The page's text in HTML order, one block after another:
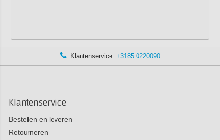
Klantenservice: +3185 0220090
Klantenservice
Bestellen en leveren
Retourneren